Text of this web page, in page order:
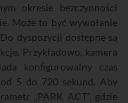
okresie bezczynności
Może to być wywołanie
dyspozycji dostępne są
Przykładowo, kamera
konfigurowalny czas
od 5 do 720 sekund. Aby
„PARK ACT“, gdzie